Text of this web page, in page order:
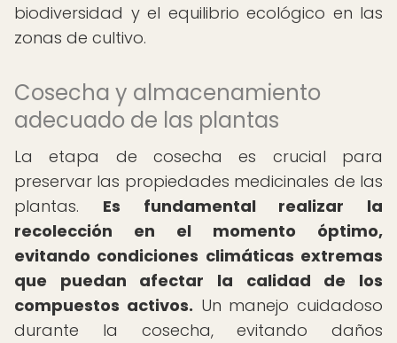
biodiversidad y el equilibrio ecológico en las
zonas de cultivo.
Cosecha y almacenamiento
adecuado de las plantas
La etapa de cosecha es crucial para
preservar las propiedades medicinales de las
plantas. Es fundamental realizar la
recolección en el momento óptimo,
evitando condiciones climáticas extremas
que puedan afectar la calidad de los
compuestos activos. Un manejo cuidadoso
durante la cosecha, evitando daños